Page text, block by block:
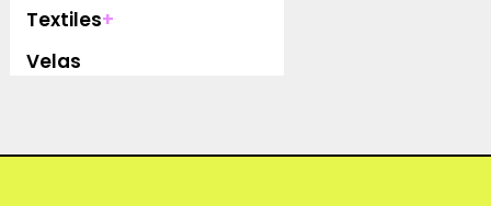
Textiles+
Velas